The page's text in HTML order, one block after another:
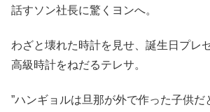
話すソン社長に驚くヨンへ。
わざと壊れた時計を見せ、誕生日プレ
高級時計をねだるテレサ。
”ハンギョルは旦那が外で作った子供だ